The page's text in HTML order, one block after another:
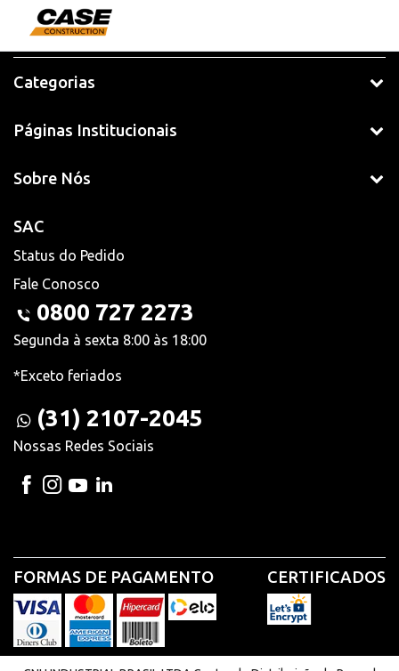
Categorias
Páginas Institucionais
Sobre Nós
SAC
Status do Pedido
Fale Conosco
0800 727 2273
Segunda à sexta 8:00 às 18:00
*Exceto feriados
(31) 2107-2045
Nossas Redes Sociais
FORMAS DE PAGAMENTO CERTIFICADOS